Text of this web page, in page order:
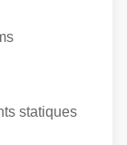
statiques